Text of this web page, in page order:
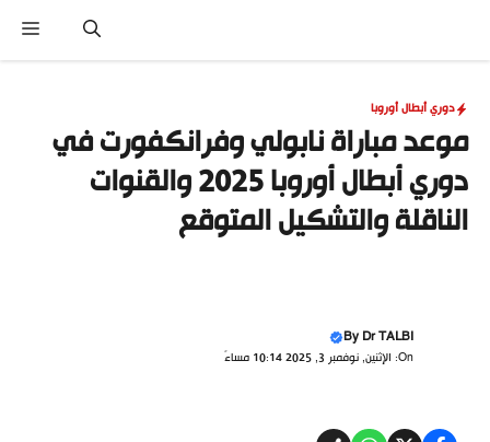
المحتوى
دوري أبطال أوروبا
موعد مباراة نابولي وفرانكفورت في
دوري أبطال أوروبا 2025 والقنوات
الناقلة والتشكيل المتوقع
ByDr TALBI
On: الإثنين, نوفمبر 3, 2025 10:14 مساءً